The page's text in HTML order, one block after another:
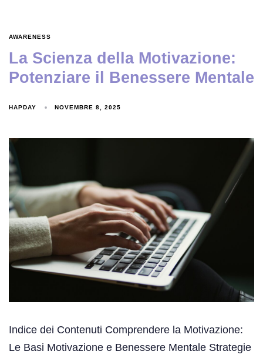
AWARENESS
La Scienza della Motivazione:
Potenziare il Benessere Mentale
HAPDAY NOVEMBRE 8, 2025
Indice dei Contenuti Comprendere la Motivazione:
Le Basi Motivazione e Benessere Mentale Strategie